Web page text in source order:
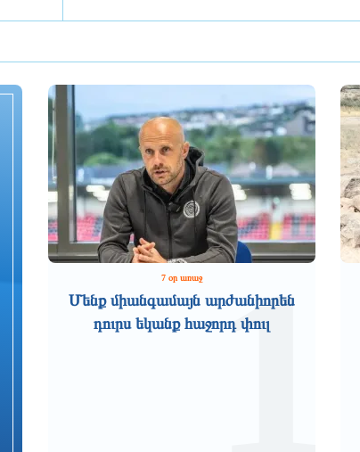
է
գործ է
7 օր առաջ
Մենք միանգամայն արժանիորեն
դուրս եկանք հաջորդ փուլ
1